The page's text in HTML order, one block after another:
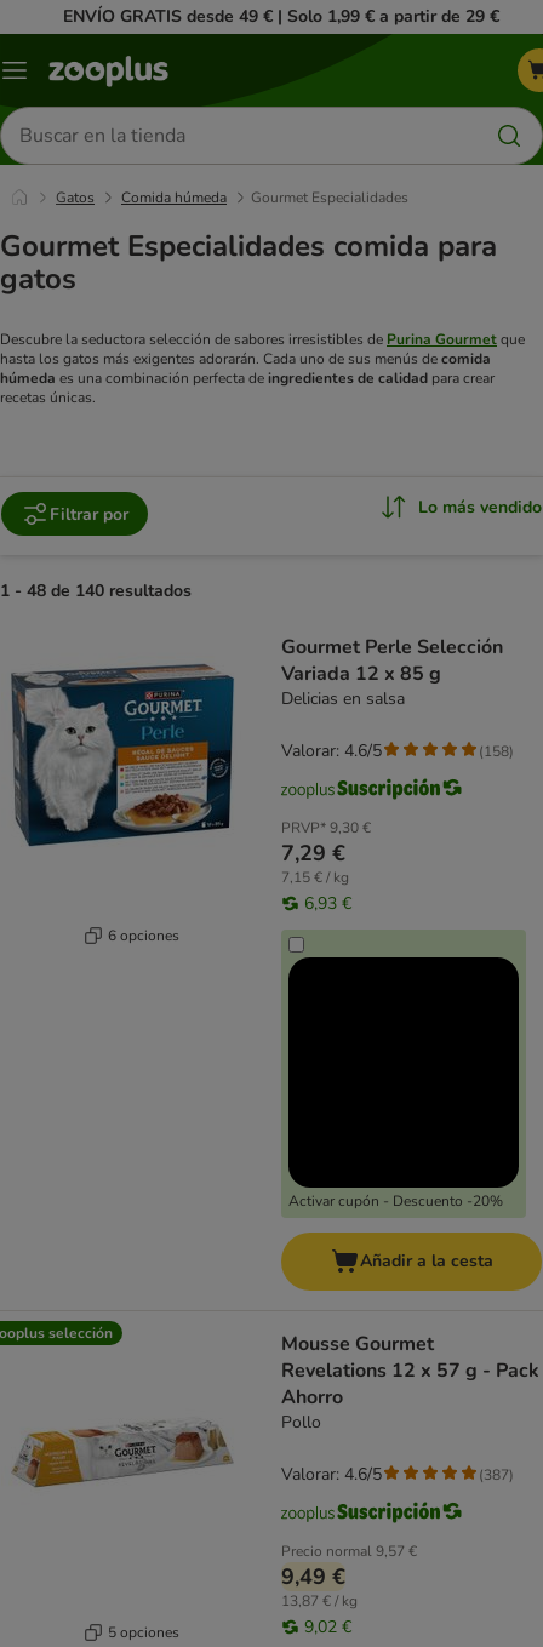
ENVÍO GRATIS desde 49 € | Solo 1,99 € a partir de 29 €
Menú
Buscar
productos
Gatos Comida húmeda Gourmet Especialidades
Gourmet Especialidades comida para
gatos
Descubre la seductora selección de sabores irresistibles de Purina Gourmetque
hasta los gatos más exigentes adorarán. Cada uno de sus menús decomida
húmeda es una combinación perfecta de ingredientes de calidad para crear
recetas únicas.
Filtrar por Lo más vendido
1 - 48 de 140 resultados
6 opciones
Gourmet Perle Selección
Variada 12 x 85 g
Delicias en salsa
PRVP*9,30 €
7,29 €
7,15 € / kg
6,93 €
Activar cupón - Descuento -20%
Valorar: 4.6/5 (158)
Añadir a la cesta
selección
5 opciones
Mousse Gourmet
Revelations 12 x 57 g - Pack
Ahorro
Pollo
Precio normal9,57 €
9,49 €
13,87 € / kg
9,02 €
Valorar: 4.6/5 (387)